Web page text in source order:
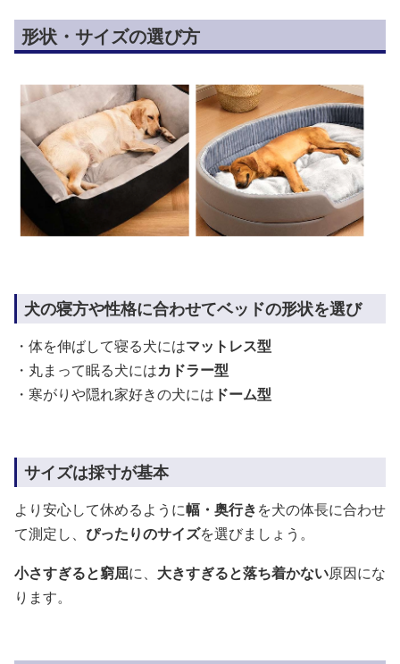
形状・サイズの選び方
犬の寝方や性格に合わせてベッドの形状を選び
・体を伸ばして寝る犬にはマットレス型
・丸まって眠る犬にはカドラー型
・寒がりや隠れ家好きの犬には ドーム型
サイズは採寸が基本
より安心して休めるように幅・奥行きを犬の体長に合わせ
て測定し、 ぴったりのサイズを選びましょう。
小さすぎると窮屈に、 大きすぎると落ち着かない原因にな
ります。